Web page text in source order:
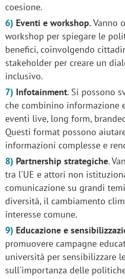
coesione.
Eventi e workshop.Vanno
workshop per spiegare le
benefici, coinvolgendo
stakeholder per creare un
inclusivo.
Infotainment. Si possono
che combinino informazione
eventi live, long form,
Questi format possono
informazioni complesse e
Partnership strategiche.
tra l'UE e attori non
comunicazione su grandi
diversità, il cambiamento
interesse comune.
Educazione e
promuovere campagne
università per sensibilizzare
sull'importanza delle